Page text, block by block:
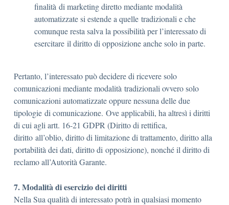
finalità di marketing diretto mediante modalità
automatizzate si estende a quelle tradizionali e che
comunque resta salva la possibilità per l’interessato di
esercitare il diritto di opposizione anche solo in parte.
Pertanto, l’interessato può decidere di ricevere solo
comunicazioni mediante modalità tradizionali ovvero solo
comunicazioni automatizzate oppure nessuna delle due
tipologie di comunicazione. Ove applicabili, ha altresì i diritti
di cui agli artt. 16-21 GDPR (Diritto di rettifica,
diritto all’oblio, diritto di limitazione di trattamento, diritto alla
portabilità dei dati, diritto di opposizione), nonché il diritto di
reclamo all’Autorità Garante.
7. Modalità di esercizio dei diritti
Nella Sua qualità di interessato potrà in qualsiasi momento